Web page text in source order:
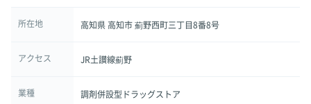
所在地 高知県 高知市 薊野西町三丁目8番8号
アクセス JR土讃線薊野
業種 調剤併設型ドラッグストア